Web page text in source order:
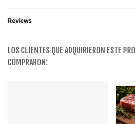
Reviews
LOS CLIENTES QUE ADQUIRIERON ESTE
COMPRARON: